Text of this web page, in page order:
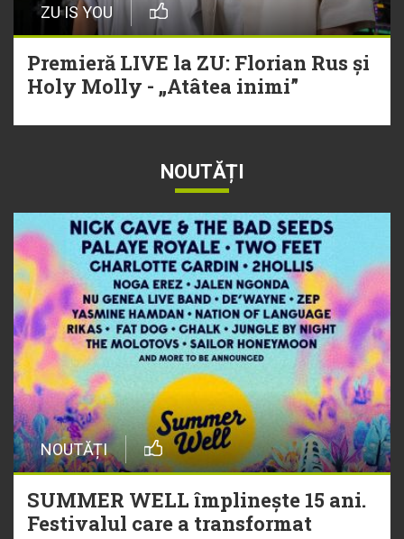
ZU IS YOU
Premieră LIVE la ZU: Florian Rus și
Holy Molly - „Atâtea inimi”
NOUTĂȚI
NOUTĂȚI
SUMMER WELL împlinește 15 ani.
Festivalul care a transformat